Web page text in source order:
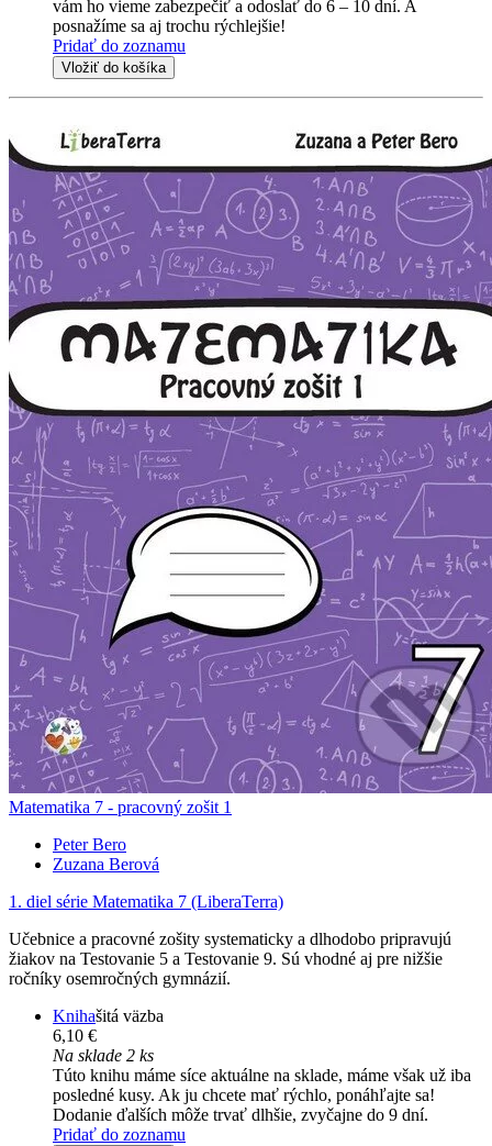
vám ho vieme zabezpečiť a odoslať do 6 – 10 dní. A
posnažíme sa aj trochu rýchlejšie!
Pridať do zoznamu
Vložiť do košíka
Matematika 7 - pracovný zošit 1
Peter Bero
Zuzana Berová
1. diel série Matematika 7 (LiberaTerra)
Učebnice a pracovné zošity systematicky a dlhodobo pripravujú
žiakov na Testovanie 5 a Testovanie 9. Sú vhodné aj pre nižšie
ročníky osemročných gymnázií.
Knihašitá väzba
6,10 €
Na sklade 2 ks
Túto knihu máme síce aktuálne na sklade, máme však už iba
posledné kusy. Ak ju chcete mať rýchlo, ponáhľajte sa!
Dodanie ďalších môže trvať dlhšie, zvyčajne do 9 dní.
Pridať do zoznamu